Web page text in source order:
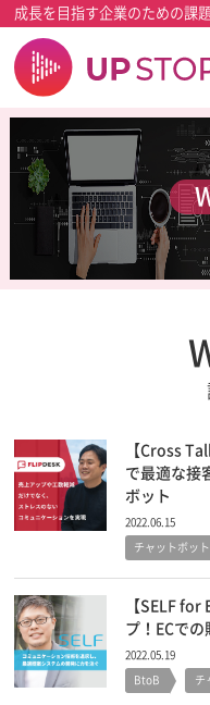
成長を目指す企業のための課
【Cross
で最適な接
ボット
2022.06.15
チャットボット
【SELF for
プ！ECで
2022.05.19
BtoB チ